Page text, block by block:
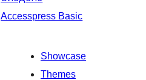
Accesspress Basic
Showcase
Themes